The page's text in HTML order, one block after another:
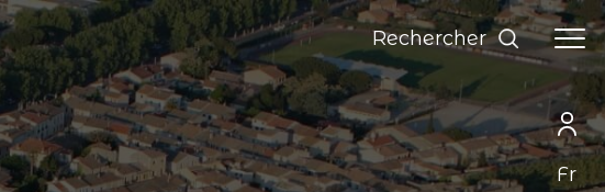
Fr
Rechercher